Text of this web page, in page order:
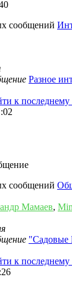
Разное
к
Мамаев,
"Садовые
к